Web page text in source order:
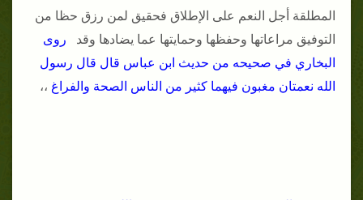
المطلقة أجل النعم على الإطلاق فحقيق لمن رزق حظا من
التوفيق مراعاتها وحفظها وحمايتها عما يضادها وقد
روى
البخاري في صحيحه من حديث ابن عباس قال قال رسول
الله نعمتان مغبون فيهما كثير من الناس الصحة والفراغ ،،